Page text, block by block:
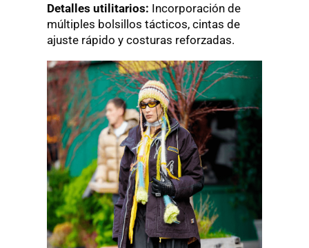
Detalles utilitarios: Incorporación de
múltiples bolsillos tácticos, cintas de
ajuste rápido y costuras reforzadas.